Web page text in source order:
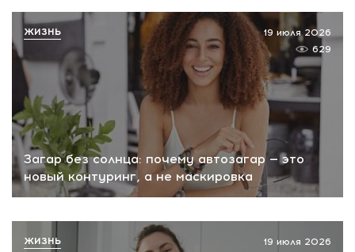
Загар без солнца: почему автозагар — это
новый контуринг, а не маскировка
19 июля 2026
629
ЖИЗНЬ
19 июля 2026
ЖИЗНЬ